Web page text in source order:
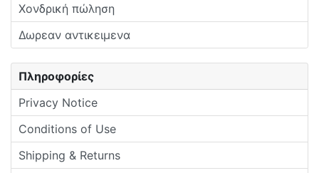
Χονδρική πώληση
Δωρεαν αντικειμενα
Πληροφορίες
Privacy Notice
Conditions of Use
Shipping & Returns